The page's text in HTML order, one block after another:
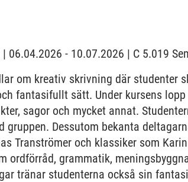
- 10.07.2026 | C 5.019
om kreativ skrivning där studenter
fantasifullt sätt. Under kursens
sagor och mycket annat.
gruppen. Dessutom bekanta
Tranströmer och klassiker som
ordförråd, grammatik,
tränar studenterna också sin